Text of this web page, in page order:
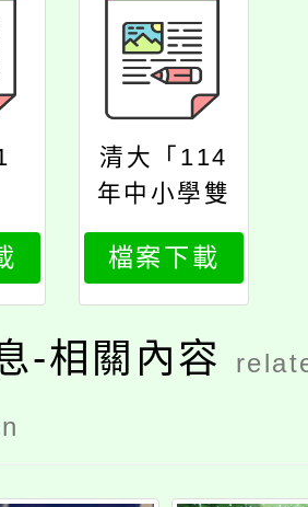
清大「114
年中小學雙
語教學在職
教師增能學
分班」
檔案下載
-相關內容